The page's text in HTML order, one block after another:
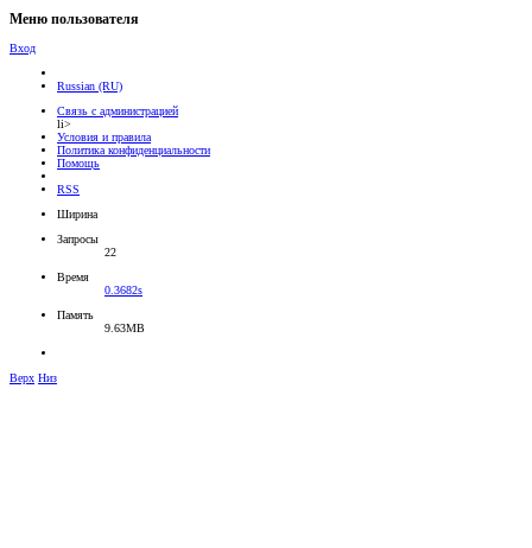
Меню пользователя
Вход
Russian (RU)
Связь с администрацией
li>
Условия и правила
Политика конфиденциальности
Помощь
RSS
Ширина
Запросы
22
Время
0.3682s
Память
9.63MB
Верх Низ